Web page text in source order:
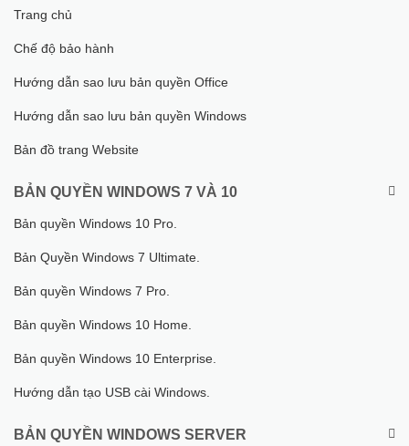
Trang chủ
Chế độ bảo hành
Hướng dẫn sao lưu bản quyền Office
Hướng dẫn sao lưu bản quyền Windows
Bản đồ trang Website
BẢN QUYỀN WINDOWS 7 VÀ 10
Bản quyền Windows 10 Pro.
Bản Quyền Windows 7 Ultimate.
Bản quyền Windows 7 Pro.
Bản quyền Windows 10 Home.
Bản quyền Windows 10 Enterprise.
Hướng dẫn tạo USB cài Windows.
BẢN QUYỀN WINDOWS SERVER